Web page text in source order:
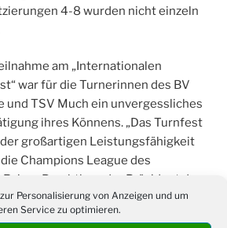
Personalisierung von Anzeigen und um
Service zu optimieren.
4-8 wurden nicht einzeln
am „Internationalen
war für die Turnerinnen des BV
und TSV Much ein unvergessliches
ihres Könnens. „Das Turnfest
großartigen Leistungsfähigkeit
Champions League des
Brechtken, der Präsident des
auf der
in Mannheim. Die großartige